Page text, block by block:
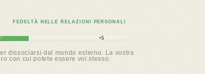
FEDELTÀ NELLE RELAZIONI PERSONALI
+5
dissociarsi dal mondo esterno. La vostra
con cui potete essere voi stesso.